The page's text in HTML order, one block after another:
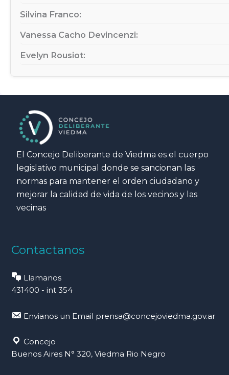
Silvina Franco:
Vanessa Cacho Devincenzi:
Evelyn Rousiot:
El Concejo Deliberante de Viedma es el cuerpo
legislativo municipal donde se sancionan las
normas para mantener el orden ciudadano y
mejorar la calidad de vida de los vecinos y las
vecinas
Contactanos
Llamanos
431400 - int 354
Envianos un Email prensa@concejoviedma.gov.ar
Concejo
Buenos Aires N° 320, Viedma Rio Negro